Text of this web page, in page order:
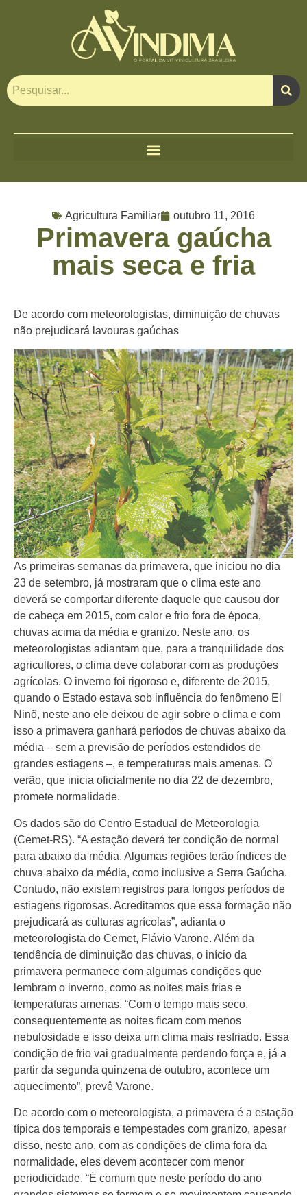
Agricultura Familiar outubro 11, 2016
Primavera gaúcha
mais seca e fria
De acordo com meteorologistas, diminuição de chuvas
não prejudicará lavouras gaúchas
As primeiras semanas da primavera, que iniciou no dia
23 de setembro, já mostraram que o clima este ano
deverá se comportar diferente daquele que causou dor
de cabeça em 2015, com calor e frio fora de época,
chuvas acima da média e granizo. Neste ano, os
meteorologistas adiantam que, para a tranquilidade dos
agricultores, o clima deve colaborar com as produções
agrícolas. O inverno foi rigoroso e, diferente de 2015,
quando o Estado estava sob influência do fenômeno El
Ninõ, neste ano ele deixou de agir sobre o clima e com
isso a primavera ganhará períodos de chuvas abaixo da
média – sem a previsão de períodos estendidos de
grandes estiagens –, e temperaturas mais amenas. O
verão, que inicia oficialmente no dia 22 de dezembro,
promete normalidade.
Os dados são do Centro Estadual de Meteorologia
(Cemet-RS). “A estação deverá ter condição de normal
para abaixo da média. Algumas regiões terão índices de
chuva abaixo da média, como inclusive a Serra Gaúcha.
Contudo, não existem registros para longos períodos de
estiagens rigorosas. Acreditamos que essa formação não
prejudicará as culturas agrícolas”, adianta o
meteorologista do Cemet, Flávio Varone. Além da
tendência de diminuição das chuvas, o início da
primavera permanece com algumas condições que
lembram o inverno, como as noites mais frias e
temperaturas amenas. “Com o tempo mais seco,
consequentemente as noites ficam com menos
nebulosidade e isso deixa um clima mais resfriado. Essa
condição de frio vai gradualmente perdendo força e, já a
partir da segunda quinzena de outubro, acontece um
aquecimento”, prevê Varone.
De acordo com o meteorologista, a primavera é a estação
típica dos temporais e tempestades com granizo, apesar
disso, neste ano, com as condições de clima fora da
normalidade, eles devem acontecer com menor
periodicidade. “É comum que neste período do ano